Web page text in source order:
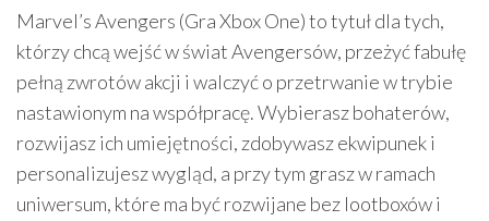
Marvel’s Avengers (Gra Xbox One) to tytuł dla tych,
którzy chcą wejść w świat Avengersów, przeżyć fabułę
pełną zwrotów akcji i walczyć o przetrwanie w trybie
nastawionym na współpracę. Wybierasz bohaterów,
rozwijasz ich umiejętności, zdobywasz ekwipunek i
personalizujesz wygląd, a przy tym grasz w ramach
uniwersum, które ma być rozwijane bez lootboxów i